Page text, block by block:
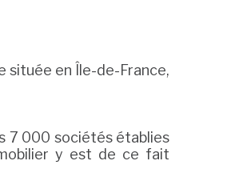
située en Île-de-France,
7 000 sociétés établies
y est de ce fait